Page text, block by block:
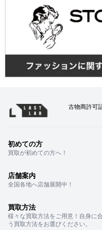
古物商許可
初めての方
買取が初めての方へ！
店舗案内
全国各地へ店舗展開中！
買取方法
様々な買取方法をご用意！自身に合
う買取方法をお選びください。